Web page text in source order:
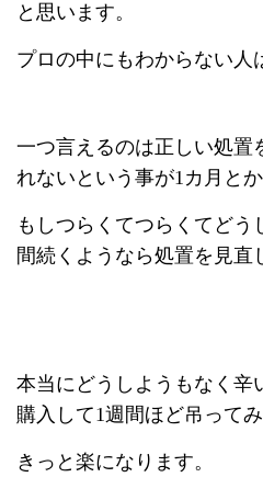
と思います。
プロの中にもわからない人
一つ言えるのは正しい処置
れないという事が1カ月と
もしつらくてつらくてどう
間続くようなら処置を見直
本当にどうしようもなく辛
購入して1週間ほど吊ってみ
きっと楽になります。